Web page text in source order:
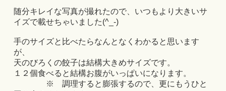
随分キレイな写真が撮れたので、いつもより大きいサ
イズで載せちゃいました(^_-)
手のサイズと比べたらなんとなくわかると思います
が、
天のびろくの餃子は結構大きめサイズです。
１２個食べると結構お腹がいっぱいになります。
※ 調理すると膨張するので、更にもうひと